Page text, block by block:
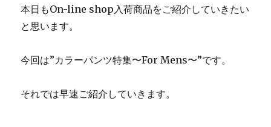
本日もOn-line shop入荷商品をご紹介していきたい
と思います。
今回は”カラーパンツ特集〜For Mens〜”です。
それでは早速ご紹介していきます。